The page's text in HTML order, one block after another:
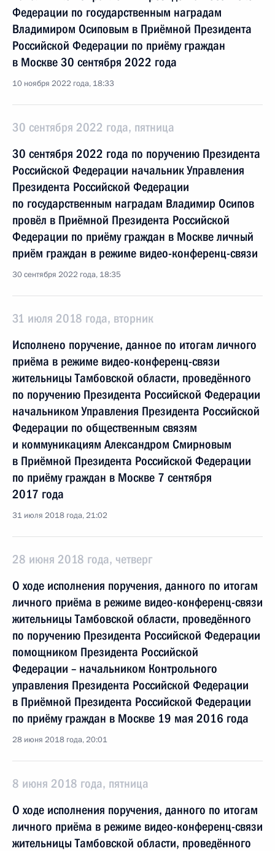
Федерации по государственным наградам
Владимиром Осиповым в Приёмной Президента
Российской Федерации по приёму граждан
в Москве 30 сентября 2022 года
10 ноября 2022 года, 18:33
30 сентября 2022 года, пятница
30 сентября 2022 года по поручению Президента
Российской Федерации начальник Управления
Президента Российской Федерации
по государственным наградам Владимир Осипов
провёл в Приёмной Президента Российской
Федерации по приёму граждан в Москве личный
приём граждан в режиме видео-конференц-связи
30 сентября 2022 года, 18:35
31 июля 2018 года, вторник
Исполнено поручение, данное по итогам личного
приёма в режиме видео-конференц-связи
жительницы Тамбовской области, проведённого
по поручению Президента Российской Федерации
начальником Управления Президента Российской
Федерации по общественным связям
и коммуникациям Александром Смирновым
в Приёмной Президента Российской Федерации
по приёму граждан в Москве 7 сентября
2017 года
31 июля 2018 года, 21:02
28 июня 2018 года, четверг
О ходе исполнения поручения, данного по итогам
личного приёма в режиме видео-конференц-связи
жительницы Тамбовской области, проведённого
по поручению Президента Российской Федерации
помощником Президента Российской
Федерации – начальником Контрольного
управления Президента Российской Федерации
в Приёмной Президента Российской Федерации
по приёму граждан в Москве 19 мая 2016 года
28 июня 2018 года, 20:01
8 июня 2018 года, пятница
О ходе исполнения поручения, данного по итогам
личного приёма в режиме видео-конференц-связи
жительницы Тамбовской области, проведённого